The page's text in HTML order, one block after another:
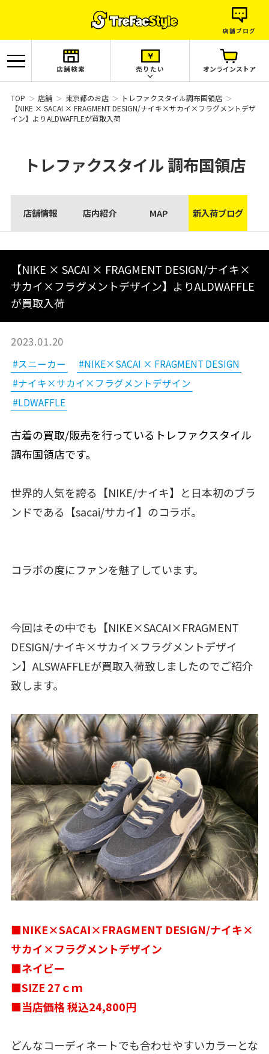
店舗ブログ
店舗検索 売りたい オンラインストア
TOP 店舗 東京都のお店
トレファクスタイル調布国領店
【NIKE × SACAI × FRAGMENT DESIGN/ナイキ×サカイ×フラグメントデザ
イン】よりALDWAFFLEが買取入荷
トレファクスタイル調布国領店
店舗情報 店内紹介 MAP 新入荷ブログ
【NIKE × SACAI × FRAGMENT DESIGN/ナイキ×
サカイ×フラグメントデザイン】よりALDWAFFLE
が買取入荷
2023.01.20
#スニーカー
#NIKE×SACAI × FRAGMENT DESIGN
#ナイキ×サカイ×フラグメントデザイン
#LDWAFFLE
古着の買取/販売を行っているトレファクスタイル
調布国領店です。
世界的人気を誇る【NIKE/ナイキ】と日本初のブラ
ンドである【sacai/サカイ】のコラボ。
コラボの度にファンを魅了しています。
今回はその中でも【NIKE×SACAI×FRAGMENT
DESIGN/ナイキ×サカイ×フラグメントデザイ
ン】ALSWAFFLEが買取入荷致しましたのでご紹介
致します。
■NIKE×SACAI×FRAGMENT DESIGN/ナイキ×
サカイ×フラグメントデザイン
■ネイビー
■SIZE 27ｃｍ
■当店価格 税込24,800円
どんなコーディネートでも合わせやすいカラーとな